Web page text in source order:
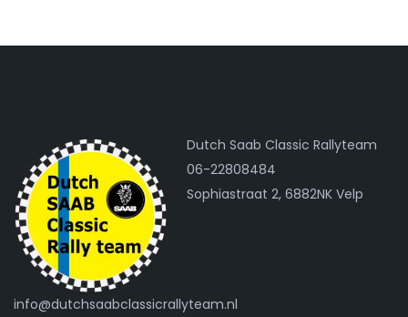
Dutch Saab Classic Rallyteam
06-22808484
Sophiastraat 2, 6882NK Velp
info@dutchsaabclassicrallyteam.nl